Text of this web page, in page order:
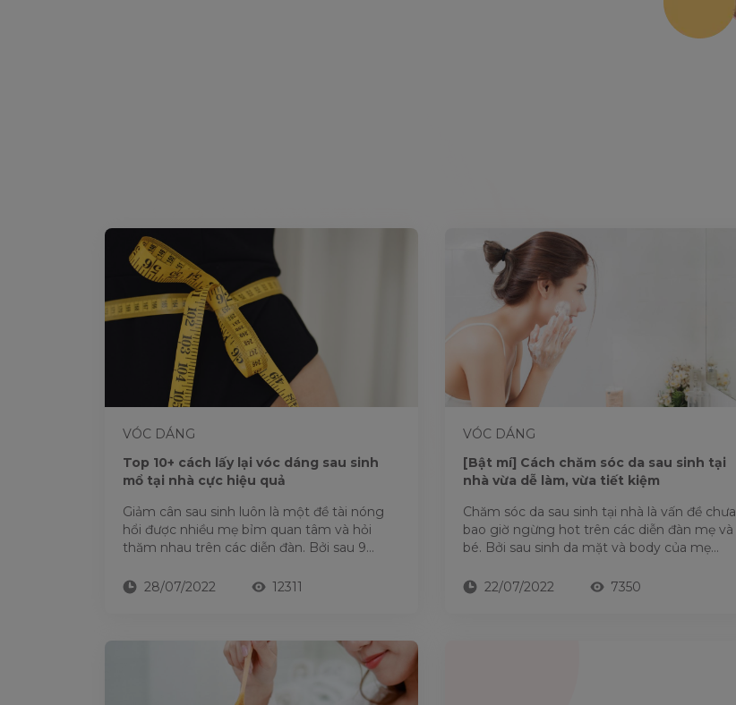
VÓC DÁNG
Top 10+ cách lấy lại vóc dáng sau sinh
mổ tại nhà cực hiệu quả
Giảm cân sau sinh luôn là một đề tài nóng
hổi được nhiều mẹ bỉm quan tâm và hỏi
thăm nhau trên các diễn đàn. Bởi sau 9
28/07/2022
12311
VÓC DÁNG
[Bật mí] Cách chăm sóc da sau sinh tại
nhà vừa dễ làm, vừa tiết kiệm
Chăm sóc da sau sinh tại nhà là vấn đề chưa
bao giờ ngừng hot trên các diễn đàn mẹ và
bé. Bởi sau sinh da mặt và body của mẹ
22/07/2022
7350